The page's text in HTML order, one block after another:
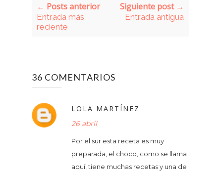
← Posts anterior
Entrada más
reciente
Siguiente post →
Entrada antigua
36 COMENTARIOS
LOLA MARTÍNEZ
26 abril
Por el sur esta receta es muy
preparada, el choco, como se llama
aquí, tiene muchas recetas y una de